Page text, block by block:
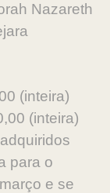
Nazareth
(inteira)
(inteira)
para o
e se